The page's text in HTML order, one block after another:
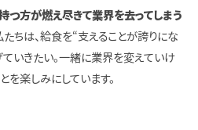
つ方が燃え尽きて業界を去ってしまう
たちは、給食を“支えることが誇りにな
いきたい。一緒に業界を変えていけ
を楽しみにしています。